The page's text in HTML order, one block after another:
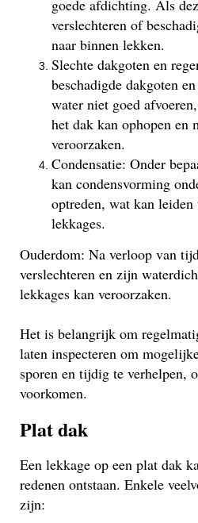
goede afdichting. Als
verslechteren of
naar binnen lekken.
Slechte dakgoten en
beschadigde dakgoten
water niet goed
het dak kan ophopen en
veroorzaken.
Condensatie: Onder
kan condensvorming
optreden, wat kan
lekkages.
Ouderdom: Na verloop van
verslechteren en zijn
lekkages kan veroorzaken.
Het is belangrijk om
laten inspecteren om
sporen en tijdig te verhelpen,
voorkomen.
Plat dak
Een lekkage op een plat dak
redenen ontstaan. Enkele
zijn: